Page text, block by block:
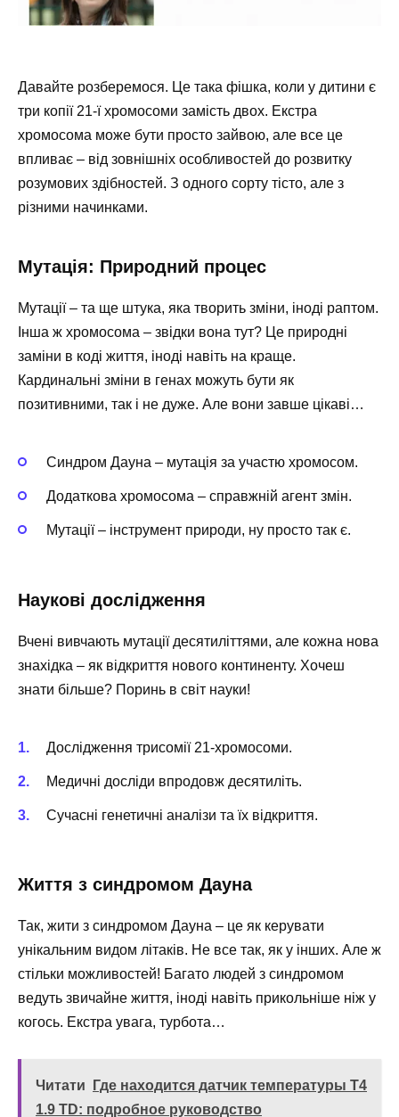
Давайте розберемося. Це така фішка, коли у дитини є
три копії 21-ї хромосоми замість двох. Екстра
хромосома може бути просто зайвою, але все це
впливає – від зовнішніх особливостей до розвитку
розумових здібностей. З одного сорту тісто, але з
різними начинками.
Мутація: Природний процес
Мутації – та ще штука, яка творить зміни, іноді раптом.
Інша ж хромосома – звідки вона тут? Це природні
заміни в коді життя, іноді навіть на краще.
Кардинальні зміни в генах можуть бути як
позитивними, так і не дуже. Але вони завше цікаві…
Синдром Дауна – мутація за участю хромосом.
Додаткова хромосома – справжній агент змін.
Мутації – інструмент природи, ну просто так є.
Наукові дослідження
Вчені вивчають мутації десятиліттями, але кожна нова
знахідка – як відкриття нового континенту. Хочеш
знати більше? Поринь в світ науки!
Дослідження трисомії 21-хромосоми.
Медичні досліди впродовж десятиліть.
Сучасні генетичні аналізи та їх відкриття.
Життя з синдромом Дауна
Так, жити з синдромом Дауна – це як керувати
унікальним видом літаків. Не все так, як у інших. Але ж
стільки можливостей! Багато людей з синдромом
ведуть звичайне життя, іноді навіть прикольніше ніж у
когось. Екстра увага, турбота…
Читати
Где находится датчик температуры T4
1.9 TD: подробное руководство